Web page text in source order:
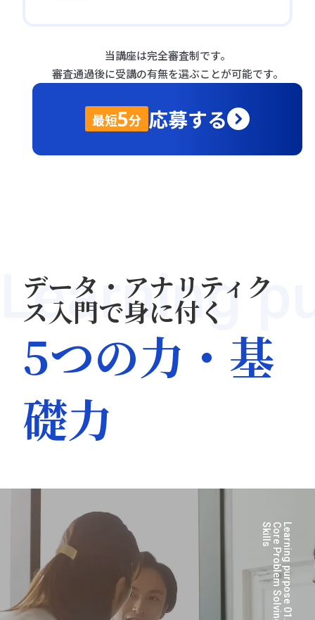
当講座は完全審査制です。
審査通過後に受講の有無を選ぶことが可能です。
最短5分 応募する
Learning
データ・アナリティク
ス入門で身に付く
5つの力・基
礎力
Learning purpose 01.
C
o
r
e
P
r
o
b
l
e
m
S
o
l
v
i
n
g
S
k
i
l
l
s